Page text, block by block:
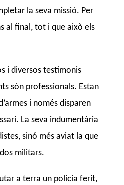
la seva missió. Per
al final, tot i que això els
i diversos testimonis
són professionals. Estan
i només disparen
La seva indumentària
sinó més aviat la que
militars.
a terra un policia ferit,